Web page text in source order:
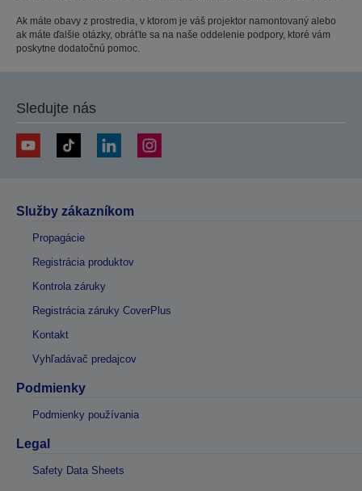
Ak máte obavy z prostredia, v ktorom je váš projektor namontovaný alebo
ak máte ďalšie otázky, obráťte sa na naše oddelenie podpory, ktoré vám
poskytne dodatočnú pomoc.
Sledujte nás
Služby zákazníkom
Propagácie
Registrácia produktov
Kontrola záruky
Registrácia záruky CoverPlus
Kontakt
Vyhľadávač predajcov
Podmienky
Podmienky používania
Legal
Safety Data Sheets